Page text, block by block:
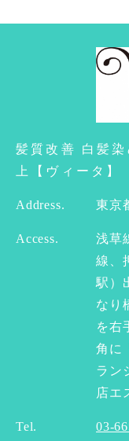
髪質改善 白髪
上【ヴィータ】
Address. 東京
Access.
浅草
線、
駅）
なり
を右
角に
ラン
店エ
Tel. 03-